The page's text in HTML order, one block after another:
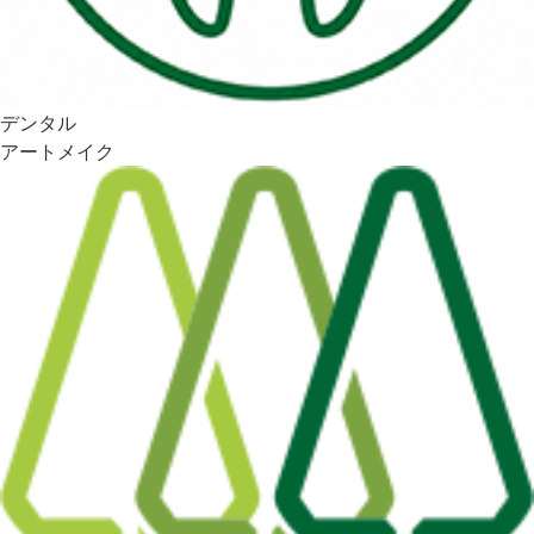
デンタル
アートメイク